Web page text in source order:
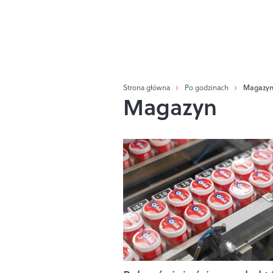
Strona główna Po godzinach Magazyn
Magazyn